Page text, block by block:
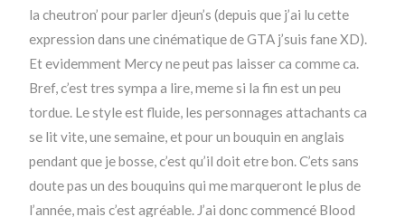
la cheutron’ pour parler djeun’s (depuis que j’ai lu cette
expression dans une cinématique de GTA j’suis fane XD).
Et evidemment Mercy ne peut pas laisser ca comme ca.
Bref, c’est tres sympa a lire, meme si la fin est un peu
tordue. Le style est fluide, les personnages attachants ca
se lit vite, une semaine, et pour un bouquin en anglais
pendant que je bosse, c’est qu’il doit etre bon. C’ets sans
doute pas un des bouquins qui me marqueront le plus de
l’année, mais c’est agréable. J’ai donc commencé Blood